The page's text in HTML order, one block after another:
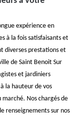
expérience en
à la fois satisfaisants et
diverses prestations et
de Saint Benoit Sur
et jardiniers
la hauteur de vos
Nos chargés de
renseignements sur nos